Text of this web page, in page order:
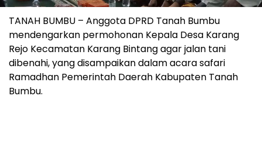
TANAH BUMBU – Anggota DPRD Tanah Bumbu
mendengarkan permohonan Kepala Desa Karang
Rejo Kecamatan Karang Bintang agar jalan tani
dibenahi, yang disampaikan dalam acara safari
Ramadhan Pemerintah Daerah Kabupaten Tanah
Bumbu.